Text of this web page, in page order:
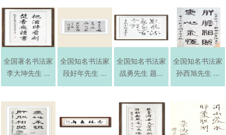
全国著名书法家
李大坤先生 ...
全国知名书法家
段好年先生 ...
全国知名书法家
战勇先生 题...
全国知名书法家
孙西旭先生 ...